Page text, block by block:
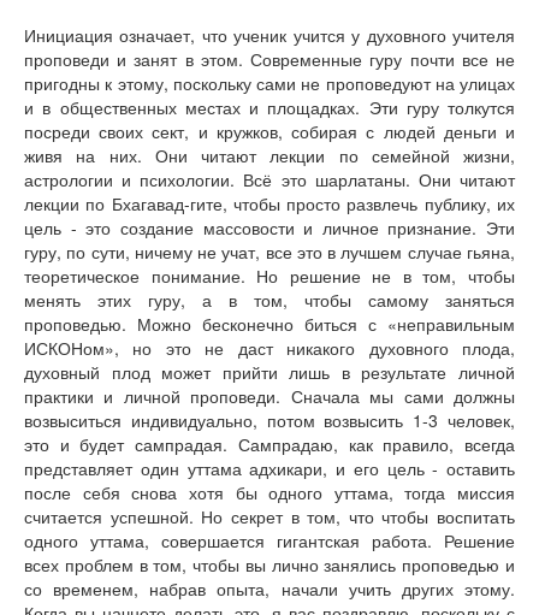
Инициация означает, что ученик учится у духовного учителя
проповеди и занят в этом. Современные гуру почти все не
пригодны к этому, поскольку сами не проповедуют на улицах
и в общественных местах и площадках. Эти гуру толкутся
посреди своих сект, и кружков, собирая с людей деньги и
живя на них. Они читают лекции по семейной жизни,
астрологии и психологии. Всё это шарлатаны. Они читают
лекции по Бхагавад-гите, чтобы просто развлечь публику, их
цель - это создание массовости и личное признание. Эти
гуру, по сути, ничему не учат, все это в лучшем случае гьяна,
теоретическое понимание. Но решение не в том, чтобы
менять этих гуру, а в том, чтобы самому заняться
проповедью. Можно бесконечно биться с «неправильным
ИСКОНом», но это не даст никакого духовного плода,
духовный плод может прийти лишь в результате личной
практики и личной проповеди. Сначала мы сами должны
возвыситься индивидуально, потом возвысить 1-3 человек,
это и будет сампрадая. Сампрадаю, как правило, всегда
представляет один уттама адхикари, и его цель - оставить
после себя снова хотя бы одного уттама, тогда миссия
считается успешной. Но секрет в том, что чтобы воспитать
одного уттама, совершается гигантская работа. Решение
всех проблем в том, чтобы вы лично занялись проповедью и
со временем, набрав опыта, начали учить других этому.